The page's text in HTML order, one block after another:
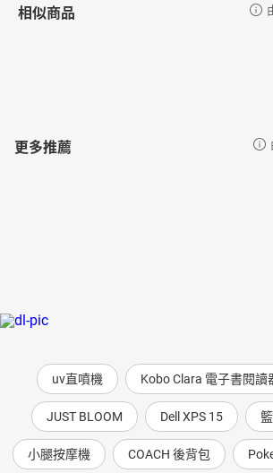
相似商品
更多推薦
uv直噴機 Kobo Clara 電子書閱讀
JUST BLOOM Dell XPS 15
小腿按摩機 COACH 後背包